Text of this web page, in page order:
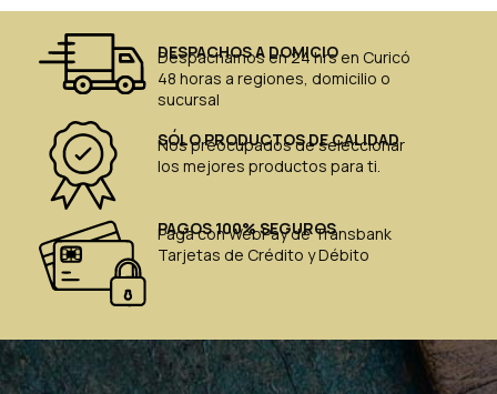
DESPACHOS A DOMICIO
Despachamos en 24 hrs en Curicó
48 horas a regiones, domicilio o
sucursal
SÓLO PRODUCTOS DE CALIDAD
Nos preocupados de seleccionar
los mejores productos para ti.
PAGOS 100% SEGUROS
Paga con WebPay de Transbank
Tarjetas de Crédito y Débito